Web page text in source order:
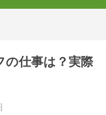
仕事は？実際